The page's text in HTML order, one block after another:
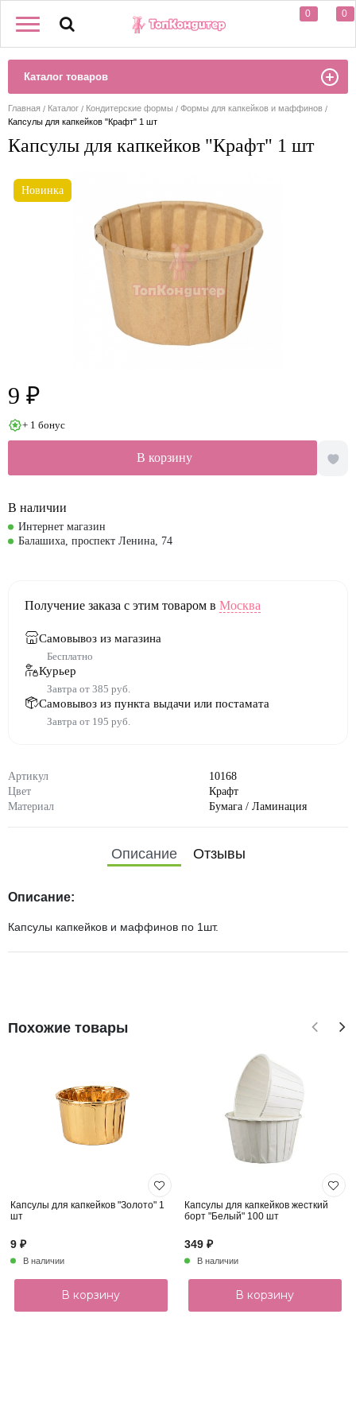
0 0
Каталог товаров
Главная Каталог Кондитерские формы
Формы для капкейков и маффинов
Капсулы для капкейков "Крафт" 1 шт
Капсулы для капкейков "Крафт" 1 шт
Новинка
Артикул
10168
Цвет
Крафт
Материал
Бумага / Ламинация
9 ₽
+ 1 бонус
В корзину
В наличии
Интернет магазин
Балашиха, проспект Ленина, 74
Получение заказа с этим товаром в Москва
Самовывоз из магазина
Бесплатно
Курьер
Завтра от 385 руб.
Самовывоз из пункта выдачи или постамата
Завтра от 195 руб.
Описание Отзывы
Описание:
Капсулы капкейков и маффинов по 1шт.
Похожие товары
Капсулы для капкейков "Золото" 1
шт
9 ₽
В наличии
В корзину
Капсулы для капкейков жесткий
борт "Белый" 100 шт
349 ₽
В наличии
В корзину